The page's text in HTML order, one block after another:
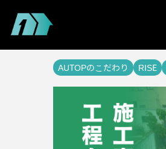
AUTOPのこだわり RISE